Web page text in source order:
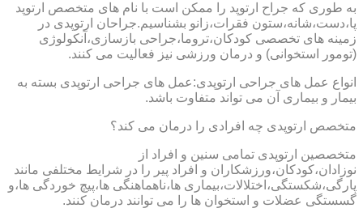
به طوری که جراح ارتوپد را ممکن است با نام های متخصص ارتوپد
پا،دست،شانه،ستون فقرات،زانو بشناسیم.جراحان ارتوپدی در
زمینه های تخصصی کودکان،تروما،جراحی بازسازی،آنکولوژی
(تومور استخوانی) و درمان ورزشی نیز فعالیت می کنند.
انواع عمل های جراحی ارتوپدی:عمل های جراحی ارتوپدی بسته به
بیمار و بیماری آن می تواند متفاوت باشد.
متخصص ارتوپدی چه افرادی را درمان می کند؟
متخصصین ارتوپدی تمامی سنین و افراد از
نوزادان،کودکان،ورزشکاران و افراد پیر را در شرایط مختلفی مانند
پارگی،شکستگی،اختلالات،بیماری ها،ناهماهنگی ها،پیچ خوردگی ها،و
گسستگی عضلات و استخوان ها را می توانند درمان کنند.